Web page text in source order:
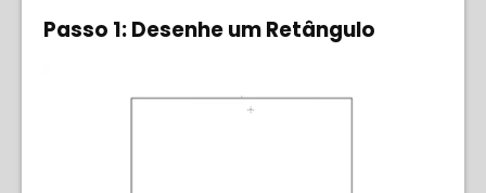
Passo 1: Desenhe um Retângulo